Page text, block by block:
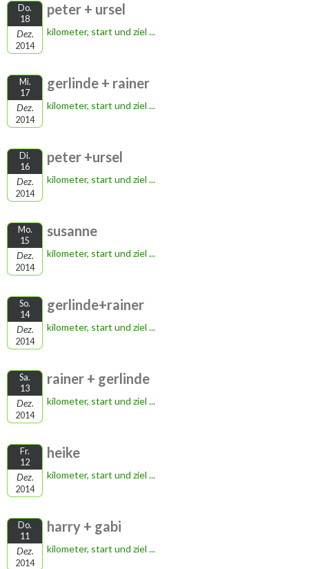
Do.
18
Dez.
2014
peter + ursel
kilometer, start und ziel ...
Mi.
17
Dez.
2014
gerlinde + rainer
kilometer, start und ziel ...
Di.
16
Dez.
2014
peter +ursel
kilometer, start und ziel ...
Mo.
15
Dez.
2014
susanne
kilometer, start und ziel ...
So.
14
Dez.
2014
gerlinde+rainer
kilometer, start und ziel ...
Sa.
13
Dez.
2014
rainer + gerlinde
kilometer, start und ziel ...
Fr.
12
Dez.
2014
heike
kilometer, start und ziel ...
Do.
11
Dez.
2014
harry + gabi
kilometer, start und ziel ...